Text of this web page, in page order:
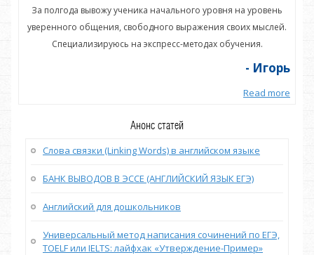
За полгода вывожу ученика начального уровня на уровень
уверенного общения, свободного выражения своих мыслей.
Специализируюсь на экспресс-методах обучения.
- Игорь
Read more
Анонс статей
Слова связки (Linking Words) в английском языке
БАНК ВЫВОДОВ В ЭССЕ (АНГЛИЙСКИЙ ЯЗЫК ЕГЭ)
Английский для дошкольников
Универсальный метод написания сочинений по ЕГЭ,
TOELF или IELTS: лайфхак «Утверждение-Пример»